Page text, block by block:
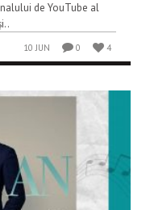
de YouTube al
10 JUN 0 4